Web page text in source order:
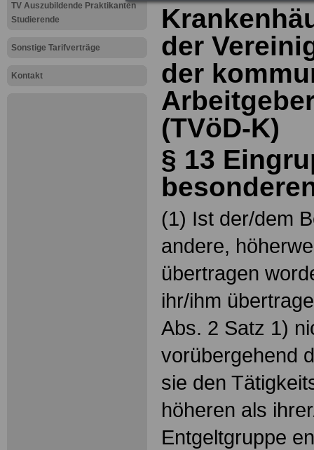
TV Auszubildende Praktikanten
Studierende
Sonstige Tarifverträge
Kontakt
der
der
(TVöD-K)
§ 13
(1) Ist der/dem
andere,
übertragen
ihr/ihm
Abs. 2 Satz 1)
vorübergehend
sie den
höheren als
Entgeltgruppe